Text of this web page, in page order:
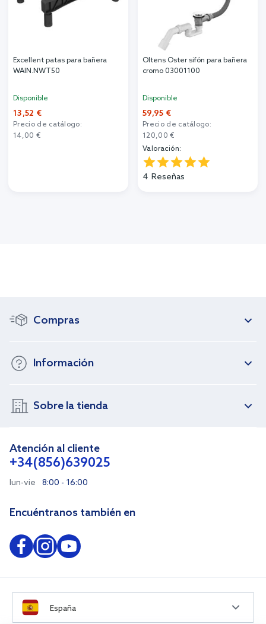
Excellent patas para bañera
WAIN.NWT50
Disponible
13,52 €
Precio de catálogo:
14,00 €
Oltens Oster sifón para bañera
cromo 03001100
Disponible
59,95 €
Precio de catálogo:
120,00 €
Valoración:
4 Reseñas
Compras
Información
Sobre la tienda
Atención al cliente
+34(856)639025
lun-vie 8:00 - 16:00
Encuéntranos también en
España